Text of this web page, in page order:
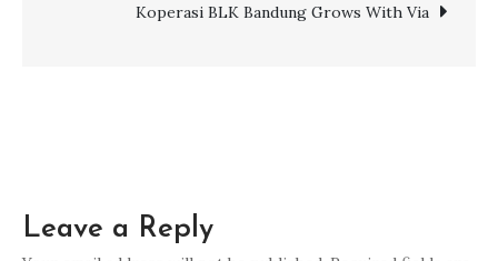
Koperasi BLK Bandung Grows With Via
Leave a Reply